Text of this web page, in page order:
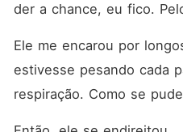
der a chance, eu fico.
Ele me encarou por
estivesse pesando cada
respiração. Como se